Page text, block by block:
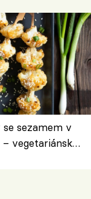
sezamem v
vegetariánská